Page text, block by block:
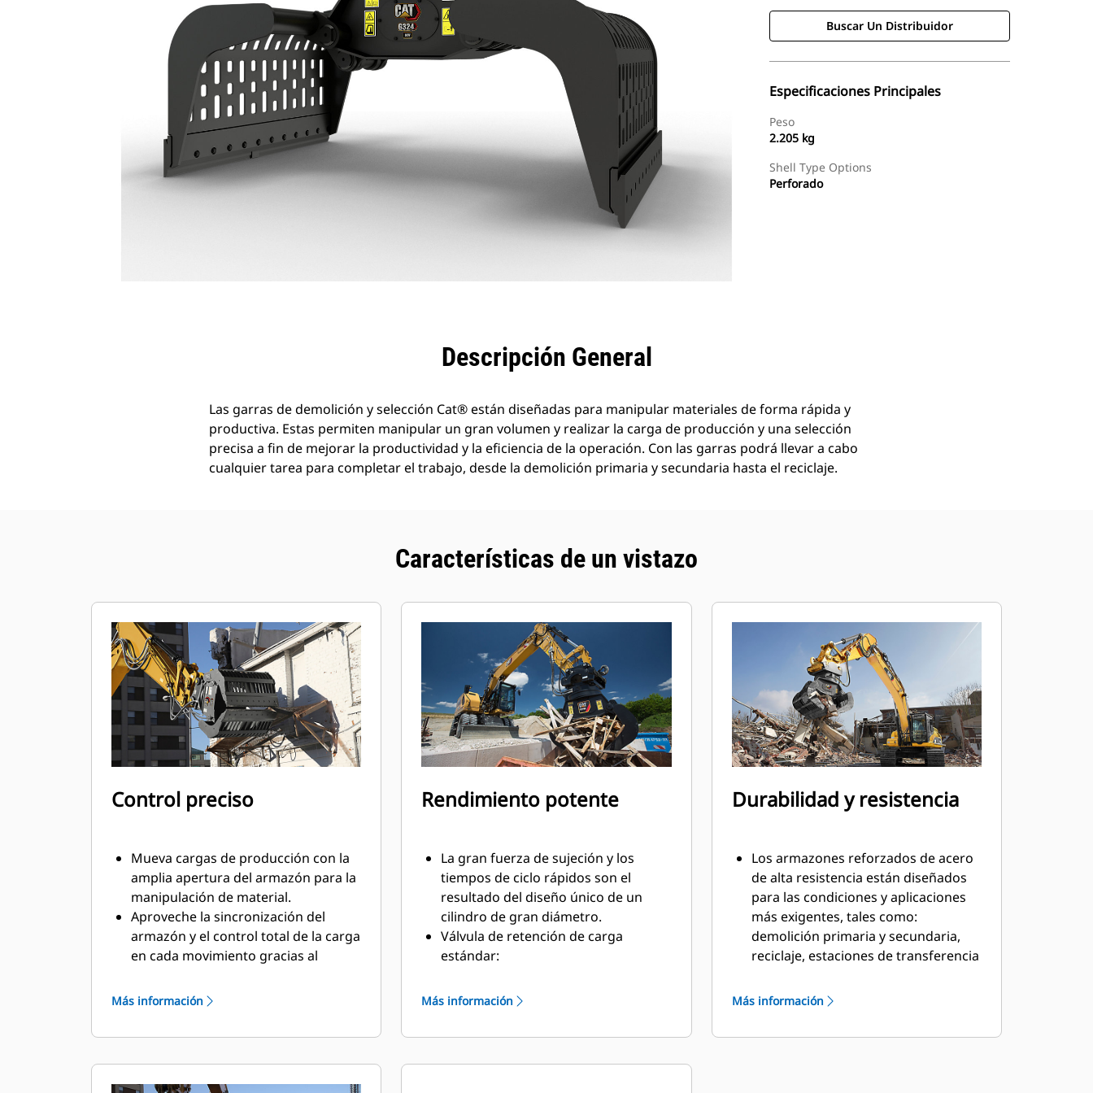
Buscar Un Distribuidor
Especificaciones Principales
Peso
2.205 kg
Shell Type Options
Perforado
Descripción General
Las garras de demolición y selección Cat® están diseñadas para manipular materiales de forma rápida y
productiva. Estas permiten manipular un gran volumen y realizar la carga de producción y una selección
precisa a fin de mejorar la productividad y la eficiencia de la operación. Con las garras podrá llevar a cabo
cualquier tarea para completar el trabajo, desde la demolición primaria y secundaria hasta el reciclaje.
Características de un vistazo
Control preciso
Mueva cargas de producción con la
amplia apertura del armazón para la
manipulación de material.
Aproveche la sincronización del
armazón y el control total de la carga
en cada movimiento gracias al
Mantenga el agarre en cargas
materiales pequeños con topes de
Más información
Rendimiento potente
La gran fuerza de sujeción y los
tiempos de ciclo rápidos son el
resultado del diseño único de un
cilindro de gran diámetro.
Válvula de retención de carga
estándar:
paredes de los contenedores. El
deja un espacio libre entre la cuchilla
Más información
Durabilidad y resistencia
Los armazones reforzados de acero
de alta resistencia están diseñados
para las condiciones y aplicaciones
más exigentes, tales como:
demolición primaria y secundaria,
reciclaje, estaciones de transferencia
árboles, construcción de muros de
El material se llena y fluye de manera
Más información